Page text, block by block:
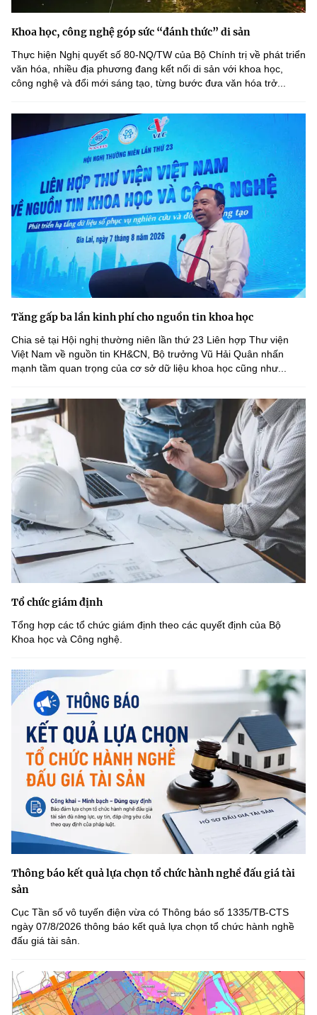
Khoa học, công nghệ góp sức “đánh thức” di sản
Thực hiện Nghị quyết số 80-NQ/TW của Bộ Chính trị về phát triển
văn hóa, nhiều địa phương đang kết nối di sản với khoa học,
công nghệ và đổi mới sáng tạo, từng bước đưa văn hóa trở...
Tăng gấp ba lần kinh phí cho nguồn tin khoa học
Chia sẻ tại Hội nghị thường niên lần thứ 23 Liên hợp Thư viện
Việt Nam về nguồn tin KH&CN, Bộ trưởng Vũ Hải Quân nhấn
mạnh tầm quan trọng của cơ sở dữ liệu khoa học cũng như...
Tổ chức giám định
Tổng hợp các tổ chức giám định theo các quyết định của Bộ
Khoa học và Công nghệ.
Thông báo kết quả lựa chọn tổ chức hành nghề đấu giá tài
sản
Cục Tần số vô tuyến điện vừa có Thông báo số 1335/TB-CTS
ngày 07/8/2026 thông báo kết quả lựa chọn tổ chức hành nghề
đấu giá tài sản.